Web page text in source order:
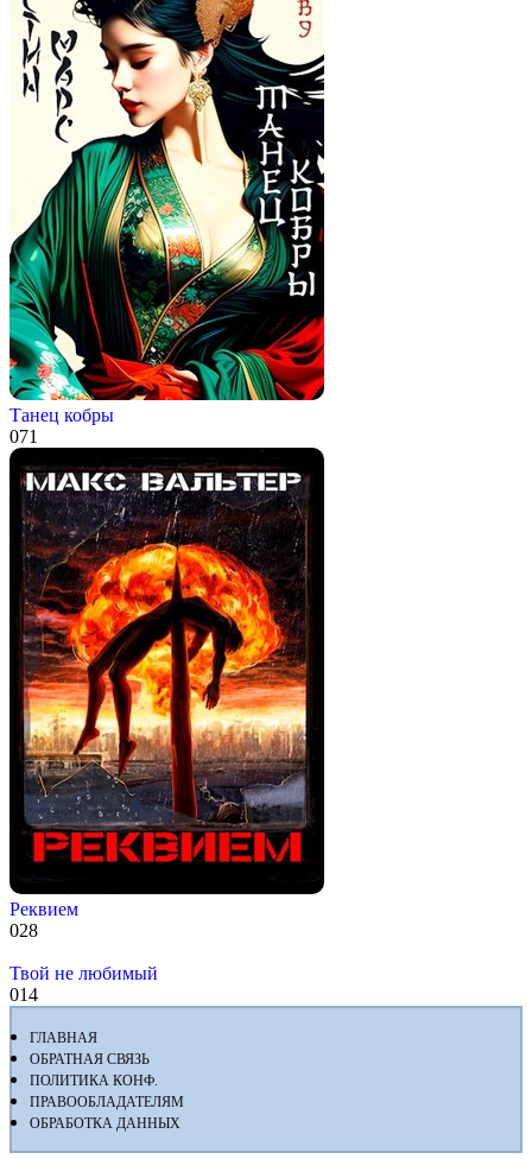
Танец кобры
071
Реквием
028
Твой не любимый
014
ГЛАВНАЯ
ОБРАТНАЯ СВЯЗЬ
ПОЛИТИКА КОНФ.
ПРАВООБЛАДАТЕЛЯМ
ОБРАБОТКА ДАННЫХ